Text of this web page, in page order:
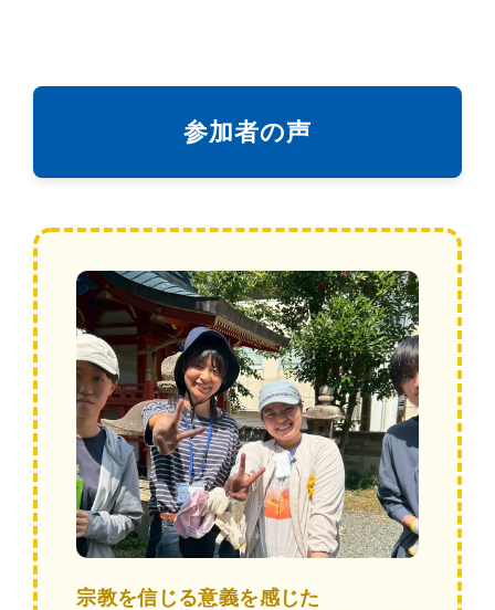
参加者の声
宗教を信じる意義を感じた